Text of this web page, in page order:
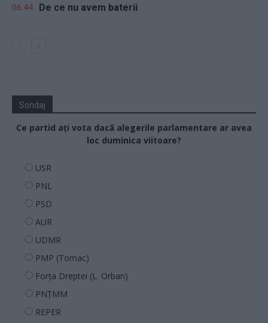
06.44 De ce nu avem baterii
Sondaj
Ce partid ați vota dacă alegerile parlamentare ar avea
loc duminica viitoare?
USR
PNL
PSD
AUR
UDMR
PMP (Tomac)
Forța Dreptei (L. Orban)
PNȚMM
REPER